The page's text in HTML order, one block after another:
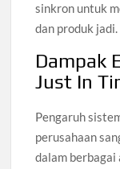
sinkron untuk
dan produk jadi.
Dampak
Just In
Pengaruh
perusahaan
dalam